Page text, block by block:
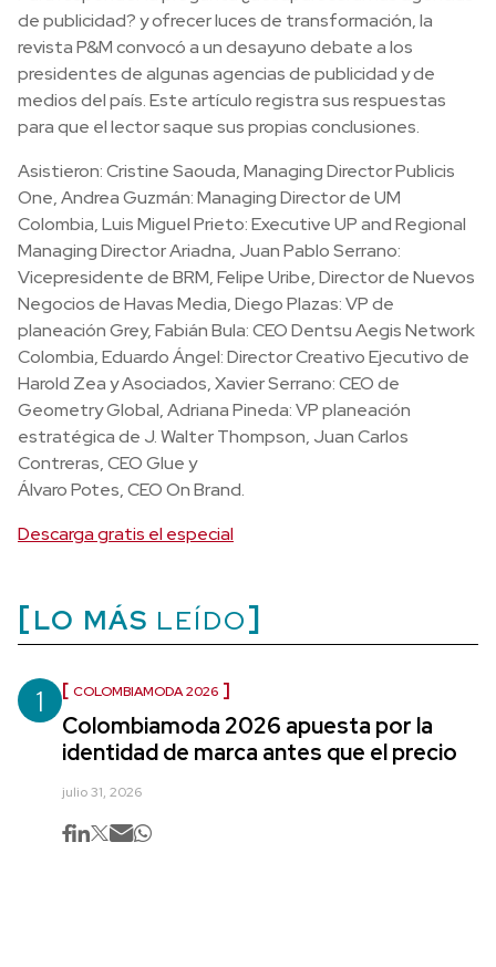
de publicidad? y ofrecer luces de transformación, la
revista P&M convocó a un desayuno debate a los
presidentes de algunas agencias de publicidad y de
medios del país. Este artículo registra sus respuestas
para que el lector saque sus propias conclusiones.
Asistieron: Cristine Saouda, Managing Director Publicis
One, Andrea Guzmán: Managing Director de UM
Colombia, Luis Miguel Prieto: Executive UP and Regional
Managing Director Ariadna, Juan Pablo Serrano:
Vicepresidente de BRM, Felipe Uribe, Director de Nuevos
Negocios de Havas Media, Diego Plazas: VP de
planeación Grey, Fabián Bula: CEO Dentsu Aegis Network
Colombia, Eduardo Ángel: Director Creativo Ejecutivo de
Harold Zea y Asociados, Xavier Serrano: CEO de
Geometry Global, Adriana Pineda: VP planeación
estratégica de J. Walter Thompson, Juan Carlos
Contreras, CEO Glue y
Álvaro Potes, CEO On Brand.
Descarga gratis el especial
LO MÁS LEÍDO
1 COLOMBIAMODA 2026
Colombiamoda 2026 apuesta por la
identidad de marca antes que el precio
julio 31, 2026